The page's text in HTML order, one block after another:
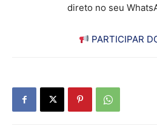
direto no seu
PARTICIPAR